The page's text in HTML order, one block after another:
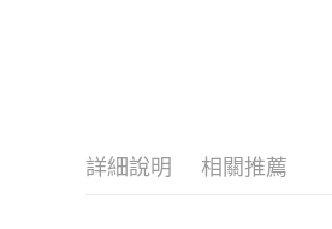
詳細說明 相關推薦